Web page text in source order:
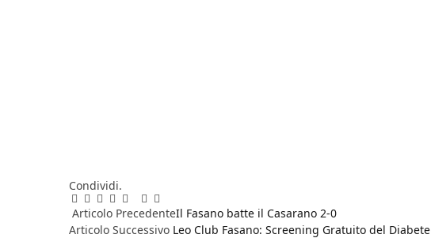
Condividi.
Facebook
Twitter
Pinterest
LinkedIn
RedditWhatsApp
Telegram
Email
Articolo PrecedenteIl Fasano batte il Casarano 2-0
Articolo Successivo Leo Club Fasano: Screening Gratuito del Diabete